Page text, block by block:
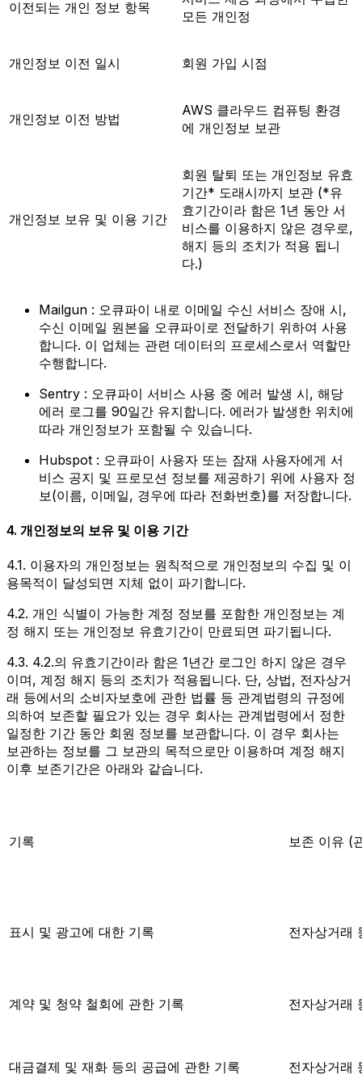
이전되는 개인 정보 항목
모든 개인정
개인정보 이전 일시 회원 가입 시점
개인정보 이전 방법
AWS 클라우드 컴퓨팅 환경
에 개인정보 보관
개인정보 보유 및 이용 기간
회원 탈퇴 또는 개인정보 유효
기간* 도래시까지 보관 (*유
효기간이라 함은 1년 동안 서
비스를 이용하지 않은 경우로,
해지 등의 조치가 적용 됩니
다.)
Mailgun : 오큐파이 내로 이메일 수신 서비스 장애 시,
수신 이메일 원본을 오큐파이로 전달하기 위하여 사용
합니다. 이 업체는 관련 데이터의 프로세스로서 역할만
수행합니다.
Sentry : 오큐파이 서비스 사용 중 에러 발생 시, 해당
에러 로그를 90일간 유지합니다. 에러가 발생한 위치에
따라 개인정보가 포함될 수 있습니다.
Hubspot : 오큐파이 사용자 또는 잠재 사용자에게 서
비스 공지 및 프로모션 정보를 제공하기 위에 사용자 정
보(이름, 이메일, 경우에 따라 전화번호)를 저장합니다.
4. 개인정보의 보유 및 이용 기간
4.1. 이용자의 개인정보는 원칙적으로 개인정보의 수집 및 이
용목적이 달성되면 지체 없이 파기합니다.
4.2. 개인 식별이 가능한 계정 정보를 포함한 개인정보는 계
정 해지 또는 개인정보 유효기간이 만료되면 파기됩니다.
4.3. 4.2.의 유효기간이라 함은 1년간 로그인 하지 않은 경우
이며, 계정 해지 등의 조치가 적용됩니다. 단, 상법, 전자상거
래 등에서의 소비자보호에 관한 법률 등 관계법령의 규정에
의하여 보존할 필요가 있는 경우 회사는 관계법령에서 정한
일정한 기간 동안 회원 정보를 보관합니다. 이 경우 회사는
보관하는 정보를 그 보관의 목적으로만 이용하며 계정 해지
이후 보존기간은 아래와 같습니다.
기록 보존 이유 (
표시 및 광고에 대한 기록 전자상거래
계약 및 청약 철회에 관한 기록 전자상거래
대금결제 및 재화 등의 공급에 관한 기록 전자상거래